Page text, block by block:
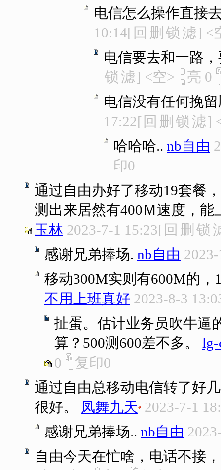
电信怎么操作直接
10:14[ 回 删 锁 滤] <
电信要去和一路
锁 滤] <空> 亮 0
电信没有任何挽
17:22[ 回 删 锁 滤]
哈哈哈.. nb自由
印0
通过自由办好了移动19套餐
测出来居然有400Ｍ速度，
玉林 2023-7-1 15:23[ 回 删 锁
感谢兄弟捧场. nb自由
移动300M实则有600M的
不用上班真好 2023-8-3
扯蛋。估计业务员吹牛逼
算？500测600差不多。
lg-
0
复印0
通过自由总移动电信转了好
很好。
凤舞九天 2023-7-1
感谢兄弟捧场.. nb自由
自由今天在忙啥，电话不接